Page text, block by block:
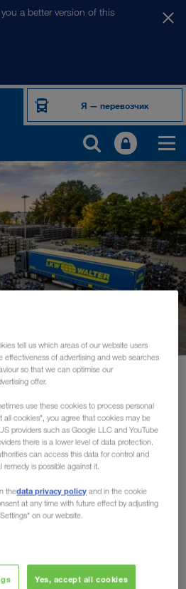
a better version of this
Я — перевозчик
работает по всей Европе как для
и малых предприятий.
наши клиенты извлекают
перевозок.
tell us which areas of our website users
effectiveness of advertising and web searches
so that we can optimise our
offer.
use these cookies to process personal
cookies", you agree that cookies may be
providers such as Google LLC and YouTube
there is a lower level of data protection.
can access this data for control and
is possible against it.
thedata privacy policy and in the cookie
at any time with future effect by adjusting
on our website.
Yes, accept all cookies